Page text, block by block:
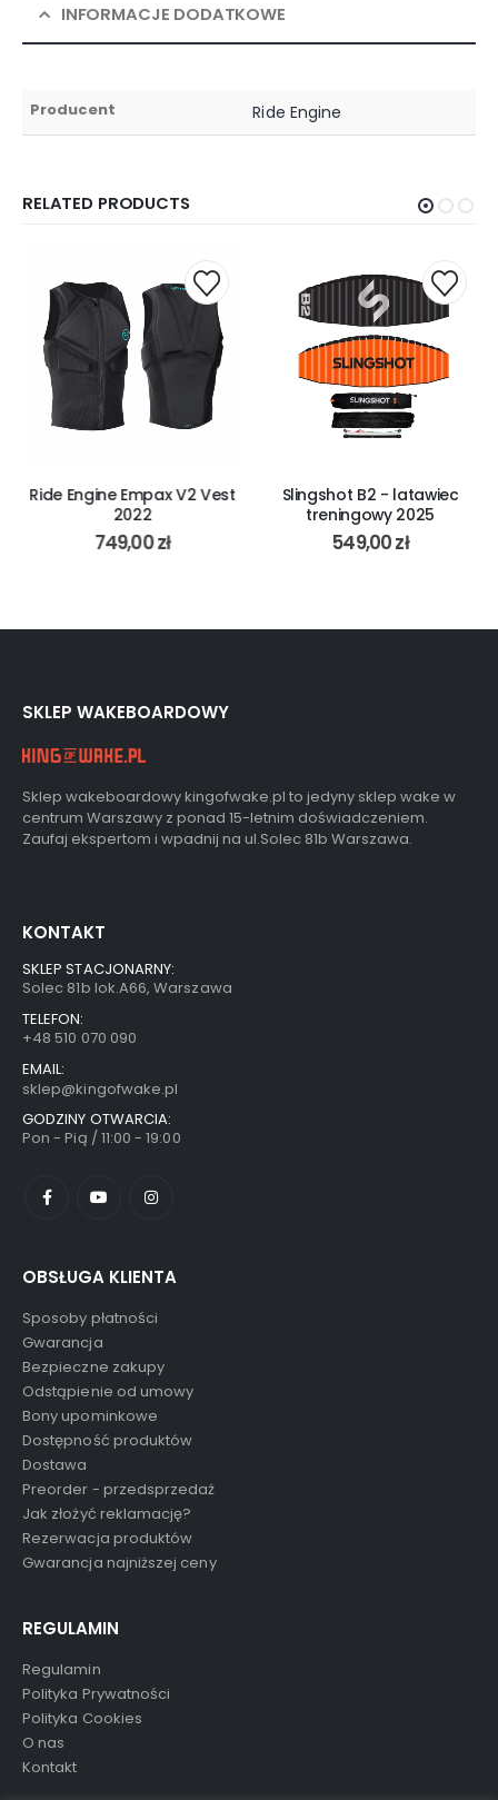
INFORMACJE DODATKOWE
Producent Ride Engine
RELATED PRODUCTS
Ride Engine Empax V2 Vest
2022
749,00zł
Slingshot B2 - latawiec
treningowy 2025
549,00zł
SKLEP WAKEBOARDOWY
Sklep wakeboardowy kingofwake.pl to jedyny sklep wake w
centrum Warszawy z ponad 15-letnim doświadczeniem.
Zaufaj ekspertom i wpadnij na ul.Solec 81b Warszawa.
KONTAKT
SKLEP STACJONARNY:
Solec 81b lok.A66, Warszawa
TELEFON:
+48 510 070 090
EMAIL:
sklep@kingofwake.pl
GODZINY OTWARCIA:
Pon - Pią / 11:00 - 19:00
OBSŁUGA KLIENTA
Sposoby płatności
Gwarancja
Bezpieczne zakupy
Odstąpienie od umowy
Bony upominkowe
Dostępność produktów
Dostawa
Preorder - przedsprzedaż
Jak złożyć reklamację?
Rezerwacja produktów
Gwarancja najniższej ceny
REGULAMIN
Regulamin
Polityka Prywatności
Polityka Cookies
O nas
Kontakt